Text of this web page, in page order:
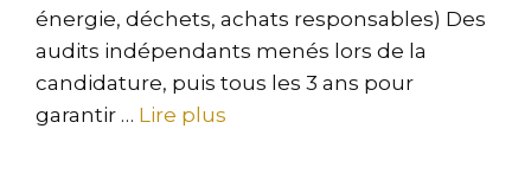
énergie, déchets, achats responsables) Des
audits indépendants menés lors de la
candidature, puis tous les 3 ans pour
garantir … Lire plus